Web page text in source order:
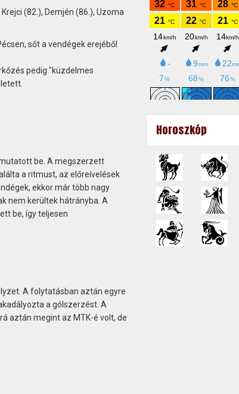
(82.), Demjén (86.), Uzoma
sőt a vendégek erejéből
pedig "küzdelmes
be. A megszerzett
a ritmust, az előreívelések
ekkor már több nagy
nem kerültek hátrányba. A
be, így teljesen
A folytatásban aztán egyre
a gólszerzést. A
aztán megint az MTK-é volt, de
Horoszkóp